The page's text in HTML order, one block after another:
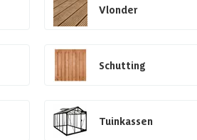
Vlonder
Schutting
Tuinkassen